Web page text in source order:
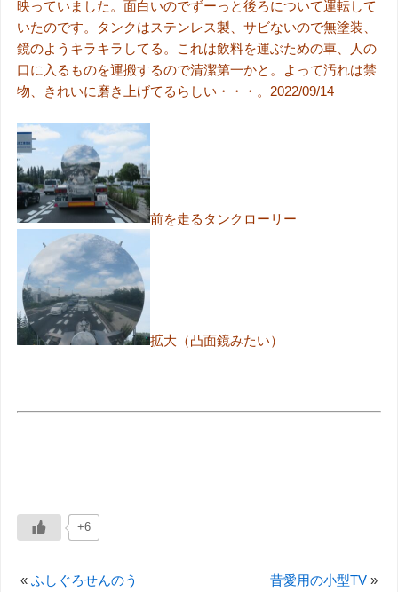
映っていました。面白いのでずーっと後ろについて運転して
いたのです。タンクはステンレス製、サビないので無塗装、
鏡のようキラキラしてる。これは飲料を運ぶための車、人の
口に入るものを運搬するので清潔第一かと。よって汚れは禁
物、きれいに磨き上げてるらしい・・・。2022/09/14
前を走るタンクローリー
拡大（凸面鏡みたい）
+6
« ふしぐろせんのう 昔愛用の小型TV »